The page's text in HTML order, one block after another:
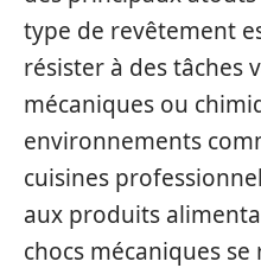
type de revêtement
résister à des tâches
mécaniques ou
environnements
cuisines
aux produits
chocs mécaniques se